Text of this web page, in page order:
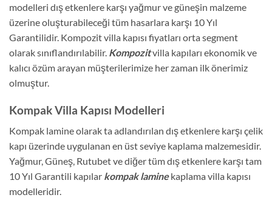
modelleri dış etkenlere karşı yağmur ve güneşin malzeme
üzerine oluşturabileceği tüm hasarlara karşı 10 Yıl
Garantilidir. Kompozit villa kapısı fiyatları orta segment
olarak sınıflandırılabilir. Kompozitvilla kapıları ekonomik ve
kalıcı özüm arayan müşterilerimize her zaman ilk önerimiz
olmuştur.
Kompak Villa Kapısı Modelleri
Kompak lamine olarak ta adlandırılan dış etkenlere karşı çelik
kapı üzerinde uygulanan en üst seviye kaplama malzemesidir.
Yağmur, Güneş, Rutubet ve diğer tüm dış etkenlere karşı tam
10 Yıl Garantili kapılar kompak laminekaplama villa kapısı
modelleridir.